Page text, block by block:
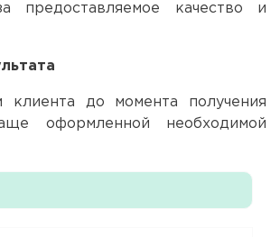
предоставляемое качество и
клиента до момента получения
оформленной необходимой